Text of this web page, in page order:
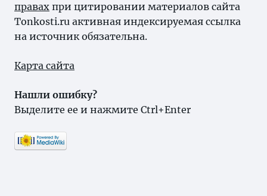
правах при цитировании материалов сайта
Tonkosti.ru активная индексируемая ссылка
на источник обязательна.
Карта сайта
Нашли ошибку?
Выделите ее и нажмите Ctrl+Enter